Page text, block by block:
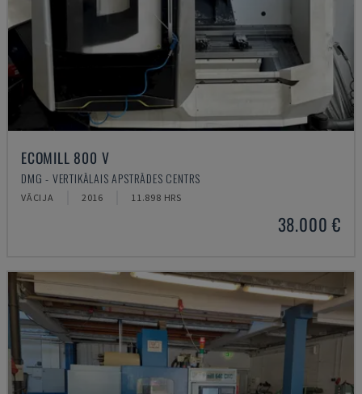
ECOMILL 800 V
DMG - VERTIKĀLAIS APSTRĀDES CENTRS
VĀCIJA 2016 11.898 HRS
38.000 €